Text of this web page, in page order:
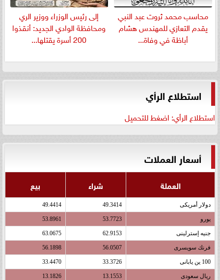
​محاسب محمد ثروت عبد النبي
يقدم التعازي للمهندس هشام
أباظة في وفاة...
إلى رئيس الوزراء ووزير الري
ومحافظة الوادي الجديد: أنقذوا
200 أسرة يقتلها...
استطلاع الرأي
استطلاع الرأي: اضغط للتحميل
أسعار العملات
العملة شراء بيع
دولار أمريكى 49.3414
49.4414
يورو 53.7723
53.8961
جنيه إسترلينى 62.9153
63.0675
فرنك سويسرى 56.0507
56.1898
100 ين يابانى 33.3726
33.4470
ريال سعودى 13.1553
13.1826